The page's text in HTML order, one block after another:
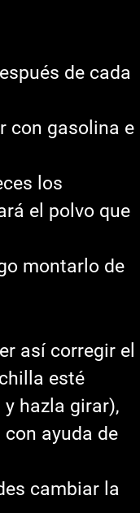
de cada
con gasolina e
los
el polvo que
montarlo de
así corregir el
esté
hazla girar),
ayuda de
cambiar la